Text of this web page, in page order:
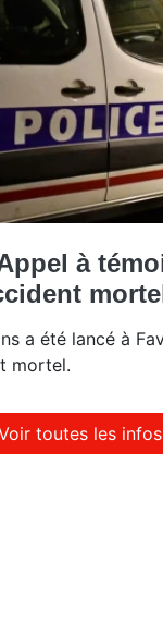
à
a été lancé à
mortel.
toutes les